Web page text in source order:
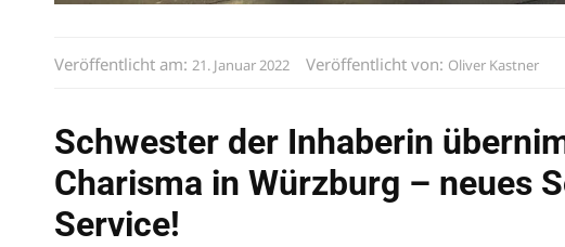
Veröffentlicht am: 21. Januar 2022 Veröffentlicht von: Oliver Kastner
Schwester der Inhaberin
Charisma in Würzburg – neues
Service!